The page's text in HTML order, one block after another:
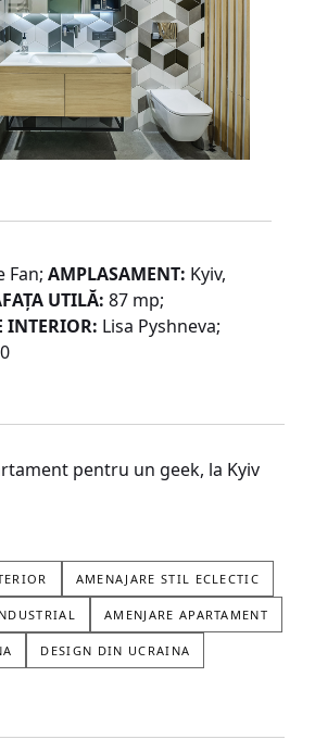
Fan; AMPLASAMENT: Kyiv,
UTILĂ: 87 mp;
INTERIOR: Lisa Pyshneva;
pentru un geek, la Kyiv
AMENAJARE STIL ECLECTIC
AMENJARE APARTAMENT
DESIGN DIN UCRAINA